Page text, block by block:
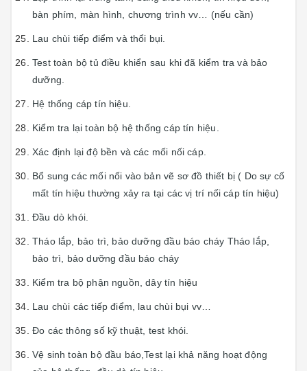
bàn phím, màn hình, chương trình vv… (nếu cần)
Lau chùi tiếp điểm và thổi bụi.
Test toàn bộ tủ điều khiển sau khi đã kiểm tra và bảo
dưỡng.
Hệ thống cáp tín hiệu.
Kiểm tra lại toàn bộ hệ thống cáp tín hiệu.
Xác định lại độ bền và các mối nối cáp.
Bổ sung các mối nối vào bản vẽ sơ đồ thiết bị ( Do sự cố
mất tín hiệu thường xảy ra tại các vị trí nối cáp tín hiệu)
Đầu dò khói.
Tháo lắp, bảo trì, bảo dưỡng đầu báo cháy Tháo lắp,
bảo trì, bảo dưỡng đầu báo cháy
Kiểm tra bộ phận nguồn, dây tín hiệu
Lau chùi các tiếp điểm, lau chùi bụi vv…
Đo các thông số kỹ thuật, test khói.
Vệ sinh toàn bộ đầu báo,Test lại khả năng hoạt động